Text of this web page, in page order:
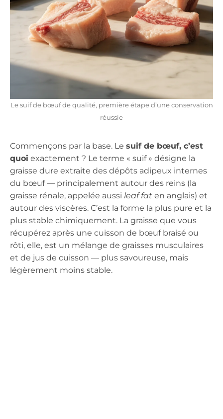
Le suif de bœuf de qualité, première étape d’une conservation
réussie
Commençons par la base. Le suif de bœuf, c’est
quoi exactement ? Le terme « suif » désigne la
graisse dure extraite des dépôts adipeux internes
du bœuf — principalement autour des reins (la
graisse rénale, appelée aussi leaf fat en anglais) et
autour des viscères. C’est la forme la plus pure et la
plus stable chimiquement. La graisse que vous
récupérez après une cuisson de bœuf braisé ou
rôti, elle, est un mélange de graisses musculaires
et de jus de cuisson — plus savoureuse, mais
légèrement moins stable.